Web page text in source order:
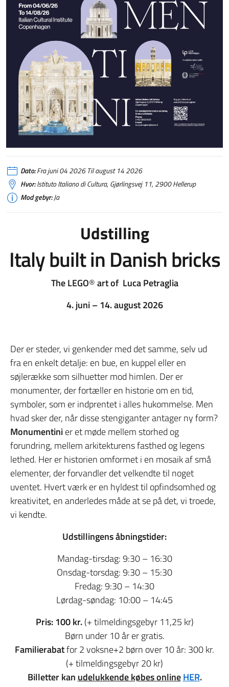
Dato:Fra juni 04 2026 Til august 14 2026
Hvor:Istituto Italiano di Cultura, Gjørlingsvej 11, 2900 Hellerup
Mod gebyr:Ja
Udstilling
Italy built in Danish bricks
The LEGO®art of Luca Petraglia
4. juni – 14. august 2026
Der er steder, vi genkender med det samme, selv ud
fra en enkelt detalje: en bue, en kuppel eller en
søjlerække som silhuetter mod himlen. Der er
monumenter, der fortæller en historie om en tid,
symboler, som er indprentet i alles hukommelse. Men
hvad sker der, når disse stengiganter antager ny form?
Monumentinier et møde mellem storhed og
forundring, mellem arkitekturens fasthed og legens
lethed. Her er historien omformet i en mosaik af små
elementer, der forvandler det velkendte til noget
uventet. Hvert værk er en hyldest til opfindsomhed og
kreativitet, en anderledes måde at se på det, vi troede,
vi kendte.
Udstillingens åbningstider:
Mandag-tirsdag: 9:30 – 16:30
Onsdag-torsdag: 9:30 – 15:30
Fredag: 9:30 – 14:30
Lørdag-søndag: 10:00 – 14:45
Pris: 100 kr.(+ tilmeldingsgebyr 11,25 kr)
Børn under 10 år er gratis.
Familierabatfor 2 voksne+2 børn over 10 år: 300 kr.
(+ tilmeldingsgebyr 20 kr)
Billetter kan udelukkende købes online HER.